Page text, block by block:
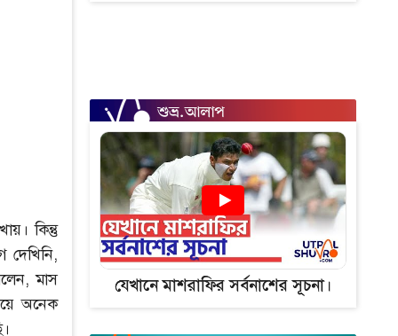
কিন্তু
মাস
অনেক
যেখানে মাশরাফির সর্বনাশের সূচনা।